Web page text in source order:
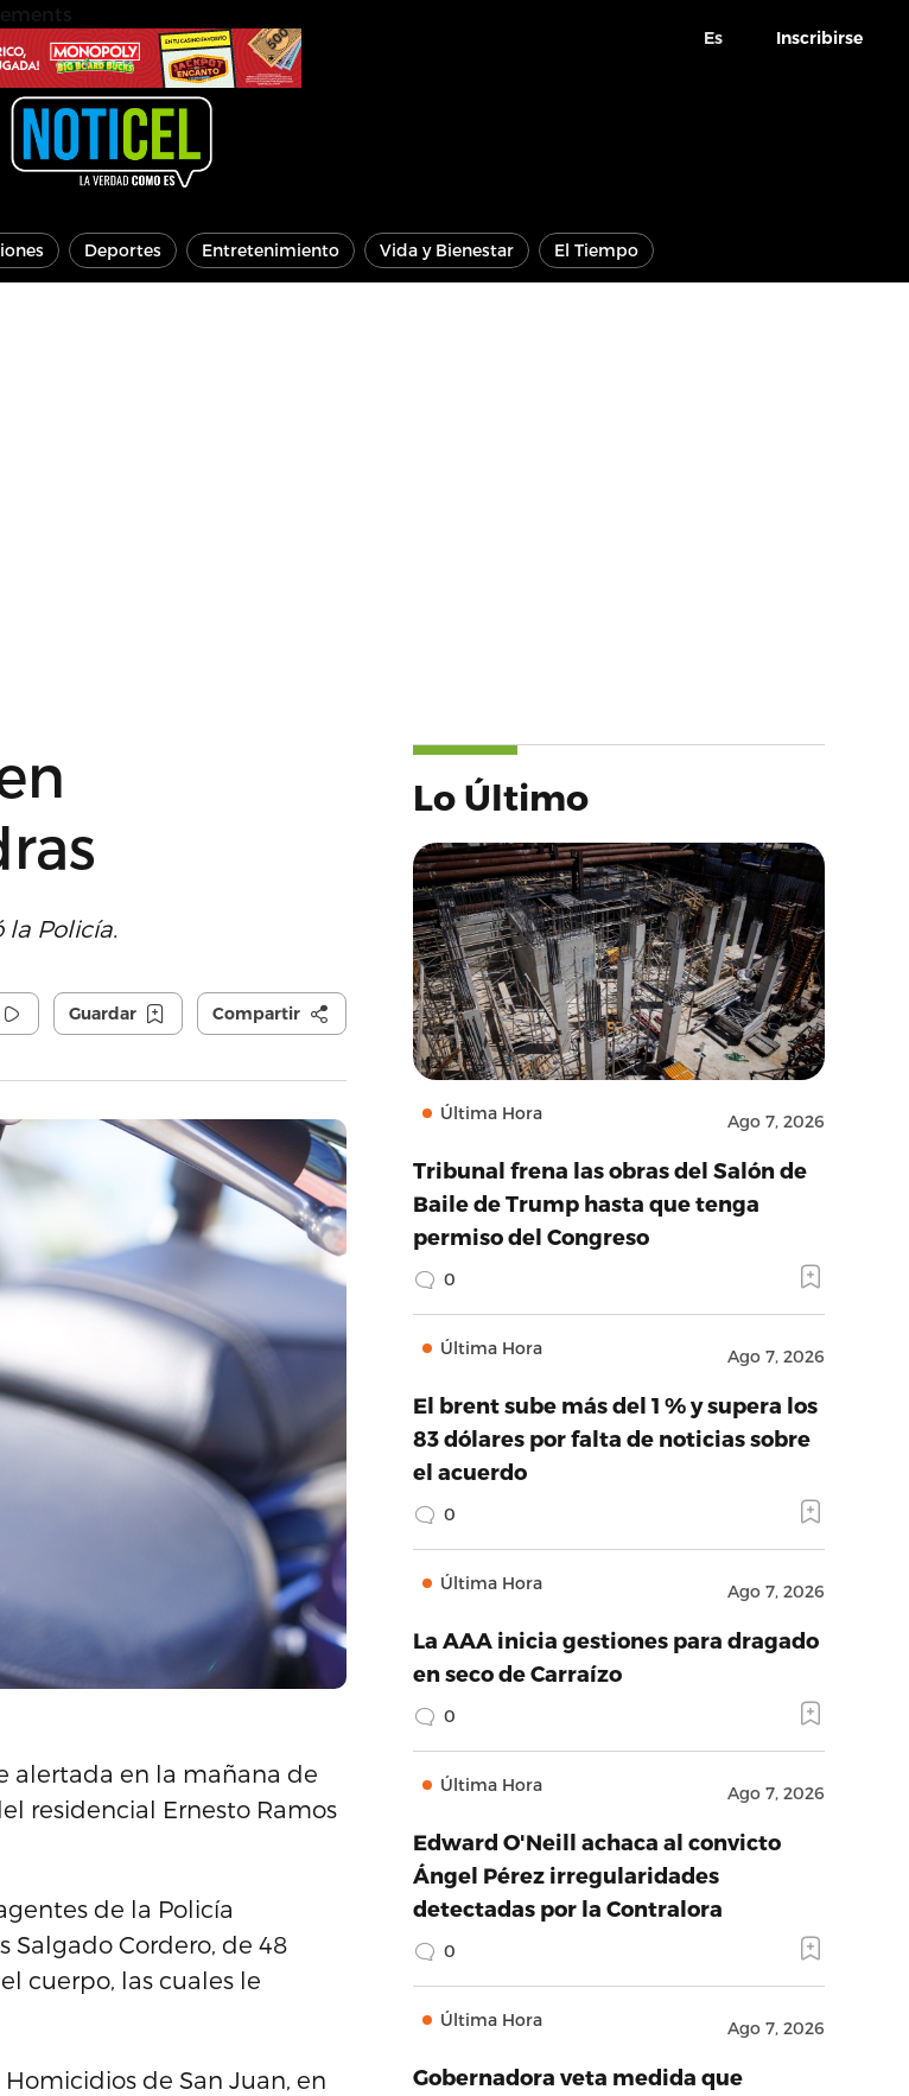
Es Inscribirse
Deportes Entretenimiento Vida y Bienestar El Tiempo
Policía.
Guardar Compartir
alertada en la mañana de
residencial Ernesto Ramos
de la Policía
Cordero, de 48
cuerpo, las cuales le
de San Juan, en
Lo Último
Última Hora Ago 7, 2026
Tribunal frena las obras del Salón de
Baile de Trump hasta que tenga
permiso del Congreso
0
Última Hora Ago 7, 2026
El brent sube más del 1 % y supera los
83 dólares por falta de noticias sobre
el acuerdo
0
Última Hora Ago 7, 2026
La AAA inicia gestiones para dragado
en seco de Carraízo
0
Última Hora Ago 7, 2026
Edward O'Neill achaca al convicto
Ángel Pérez irregularidades
detectadas por la Contralora
0
Última Hora Ago 7, 2026
Gobernadora veta medida que